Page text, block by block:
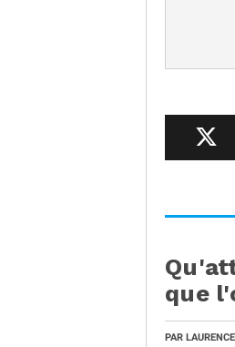
que
PAR LAURENCE